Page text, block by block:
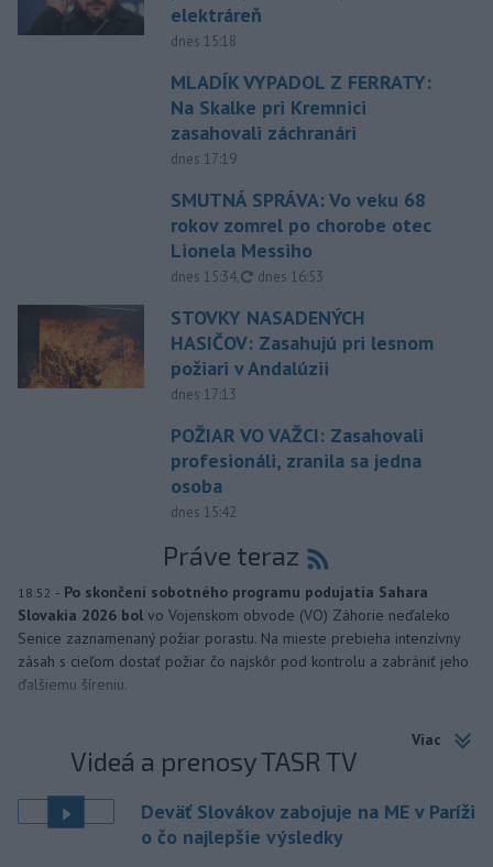
elektráreň
dnes 15:18
MLADÍK VYPADOL Z FERRATY:
Na Skalke pri Kremnici
zasahovali záchranári
dnes 17:19
SMUTNÁ SPRÁVA: Vo veku 68
rokov zomrel po chorobe otec
Lionela Messiho
dnes 15:34, aktualizované
dnes 16:53
STOVKY NASADENÝCH
HASIČOV: Zasahujú pri lesnom
požiari v Andalúzii
dnes 17:13
POŽIAR VO VAŽCI: Zasahovali
profesionáli, zranila sa jedna
osoba
dnes 15:42
Práve teraz
18:52 - Po skončení sobotného programu podujatia Sahara
Slovakia 2026 bol vo Vojenskom obvode (VO) Záhorie neďaleko
Senice zaznamenaný požiar porastu. Na mieste prebieha intenzívny
zásah s cieľom dostať požiar čo najskôr pod kontrolu a zabrániť jeho
ďalšiemu šíreniu.
Viac
Videá a prenosy TASR TV
Deväť Slovákov zabojuje na ME v Paríži
o čo najlepšie výsledky